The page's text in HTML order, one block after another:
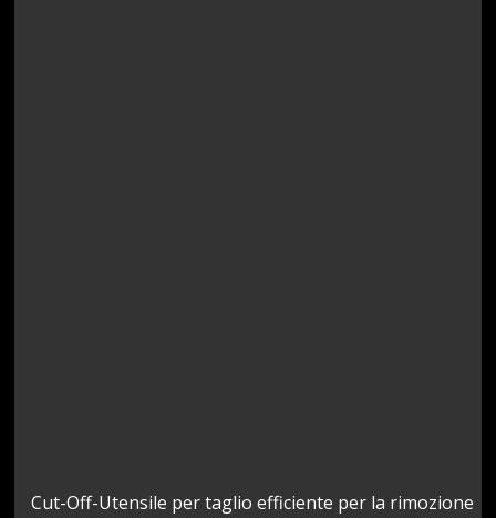
Cut-Off-Utensile per taglio efficiente per la rimozione